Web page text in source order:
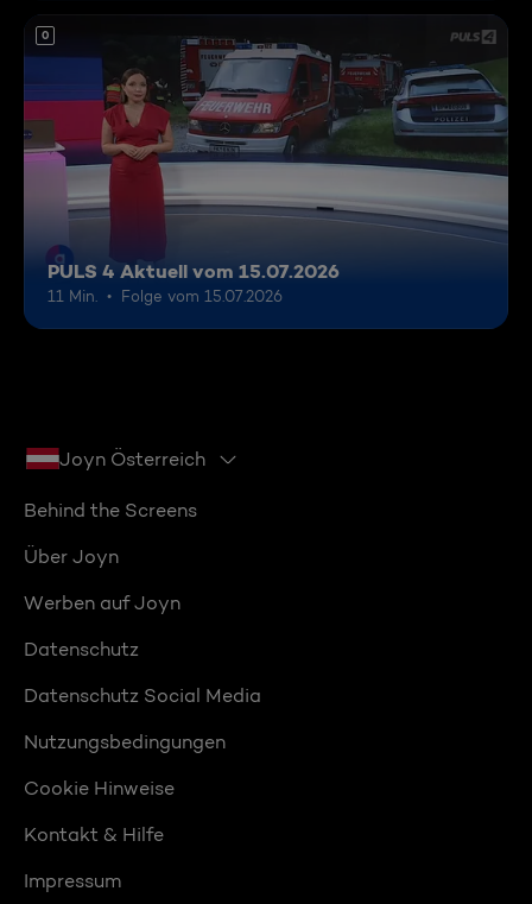
0
PULS 4 Aktuell vom 15.07.2026
11 Min. Folge vom 15.07.2026
Joyn Österreich
Behind the Screens
Über Joyn
Werben auf Joyn
Datenschutz
Datenschutz Social Media
Nutzungsbedingungen
Cookie Hinweise
Kontakt & Hilfe
Impressum